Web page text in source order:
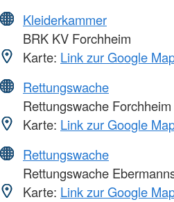
Kleiderkammer
BRK KV Forchheim
Karte: Link zur Google
Rettungswache
Rettungswache Forchheim
Karte: Link zur Google
Rettungswache
Rettungswache
Karte: Link zur Google